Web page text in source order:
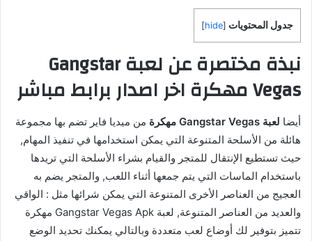
جدول المحتويات [
hide
]
نبذة مختصرة عن لعبة Gangstar
Vegas مهكرة اخر اصدار برابط مباشر
أيضا لعبة Gangstar Vegas مهكرة
من ميديا فاير تضم بها مجموعة
هائلة من الأسلحة المتنوعة التي يمكن استخدامها في تنفيذ المهام,
حيث تستطيع الإنتقال للمتجر والقيام بشراء الأسلحة التي تريدها
باستخدام الماسات التي يتم جمعها أثناء اللعب, والمتجر يضم به
العجيج من العناصر الأخرى المتنوعة التي يمكن شرائها مثل : الواقي
والعديد من العناصر المتنوعة, لعبة Gangstar Vegas Apk مهكرة
تتميز بتوفير لك أوضاع لعب متعددة وبالتالي يمكنك تحديد الوضع